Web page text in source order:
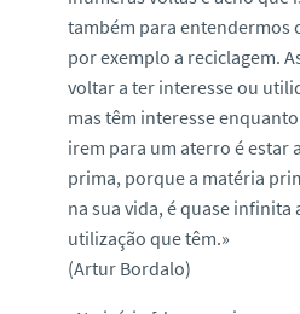
também para entendermos
por exemplo a reciclagem.
voltar a ter interesse ou
mas têm interesse
irem para um aterro é estar
prima, porque a matéria
na sua vida, é quase
utilização que têm.»
(Artur Bordalo)